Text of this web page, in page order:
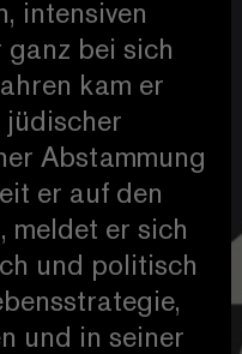
intensiven
ganz bei sich
kam er
jüdischer
Abstammung
er auf den
meldet er sich
und politisch
und in seiner